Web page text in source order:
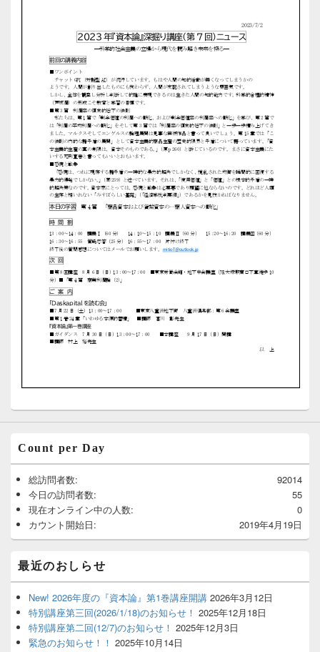
Count per Day
92014
総訪問者数:
55
今日の訪問者数:
0
現在オンライン中の人数:
2019年4月19日
カウント開始日:
最近のおしらせ
New! 2026年度の『資本論』第1巻講座開講 2026年3月12日
特別講座第三回(2026/1/18)のお知らせ！ 2025年12月18日
特別講座第二回(12/7)のお知らせ！ 2025年12月3日
緊急のお知らせ！！ 2025年10月14日